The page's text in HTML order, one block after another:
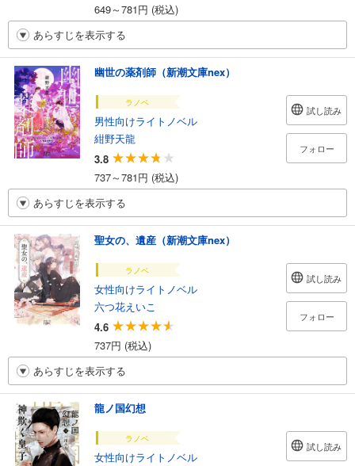
649～781円 (税込)
あらすじを表示する
幽世の薬剤師（新潮文庫nex）
ラノベ
男性向けライトノベル
紺野天龍
3.8
737～781円 (税込)
試し読み
フォロー
あらすじを表示する
聖女の、遺産（新潮文庫nex）
ラノベ
女性向けライトノベル
六つ花えいこ
4.6
737円 (税込)
試し読み
フォロー
あらすじを表示する
龍ノ国幻想
ラノベ
女性向けライトノベル
試し読み